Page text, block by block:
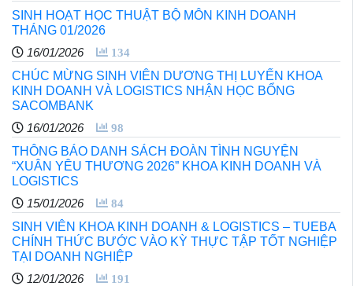
SINH HOẠT HỌC THUẬT BỘ MÔN KINH DOANH
THÁNG 01/2026
16/01/2026
134
CHÚC MỪNG SINH VIÊN DƯƠNG THỊ LUYẾN KHOA
KINH DOANH VÀ LOGISTICS NHẬN HỌC BỔNG
SACOMBANK
16/01/2026
98
THÔNG BÁO DANH SÁCH ĐOÀN TÌNH NGUYỆN
“XUÂN YÊU THƯƠNG 2026” KHOA KINH DOANH VÀ
LOGISTICS
15/01/2026
84
SINH VIÊN KHOA KINH DOANH & LOGISTICS – TUEBA
CHÍNH THỨC BƯỚC VÀO KỲ THỰC TẬP TỐT NGHIỆP
TẠI DOANH NGHIỆP
12/01/2026
191